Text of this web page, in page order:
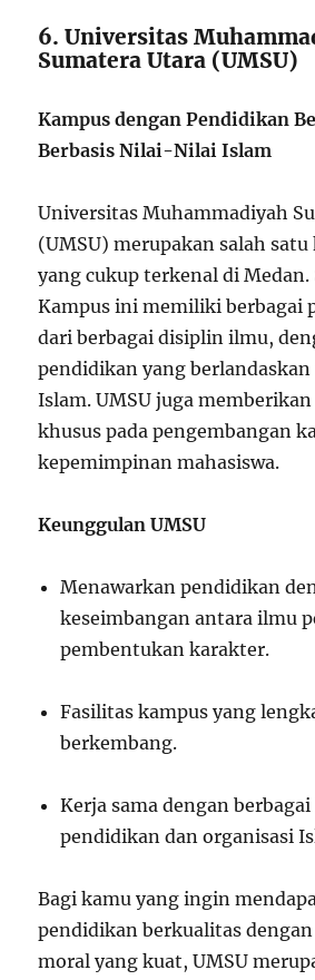
6. Universitas
Sumatera Utara (UMSU)
Kampus dengan Pendidikan
Berbasis Nilai-Nilai Islam
Universitas Muhammadiyah
(UMSU) merupakan salah satu
yang cukup terkenal di Medan.
Kampus ini memiliki berbagai
dari berbagai disiplin ilmu,
pendidikan yang
Islam. UMSU juga
khusus pada pengembangan
kepemimpinan mahasiswa.
Keunggulan UMSU
Menawarkan pendidikan
keseimbangan antara ilmu
pembentukan karakter.
Fasilitas kampus yang
berkembang.
Kerja sama dengan
pendidikan dan organisasi
Bagi kamu yang ingin
pendidikan berkualitas
moral yang kuat, UMSU